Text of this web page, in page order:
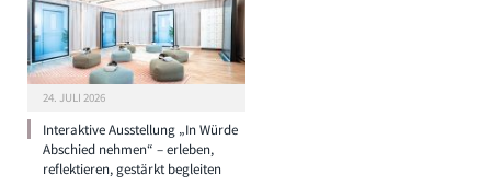
24. JULI 2026
Interaktive Ausstellung „In Würde
Abschied nehmen“ – erleben,
reflektieren, gestärkt begleiten